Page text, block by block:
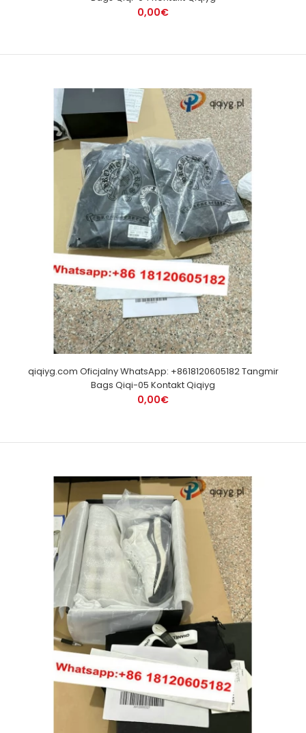
0,00€
qiqiyg.com Oficjalny WhatsApp: +8618120605182 Tangmir
Bags Qiqi-05 Kontakt Qiqiyg
0,00€